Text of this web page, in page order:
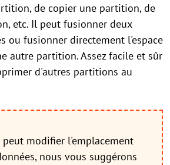
de copier une partition, de
etc. Il peut fusionner deux
ou fusionner directement l'espace
autre partition. Assez facile et sûr
d'autres partitions au
modifier l'emplacement
nous vous suggérons